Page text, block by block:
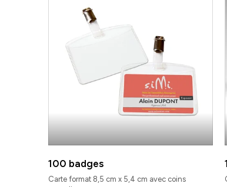
100 badges
Carte format 8,5 cm x 5,4 cm avec coins